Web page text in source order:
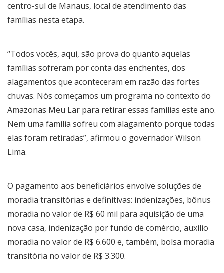
centro-sul de Manaus, local de atendimento das
famílias nesta etapa.
“Todos vocês, aqui, são prova do quanto aquelas
famílias sofreram por conta das enchentes, dos
alagamentos que aconteceram em razão das fortes
chuvas. Nós começamos um programa no contexto do
Amazonas Meu Lar para retirar essas famílias este ano.
Nem uma família sofreu com alagamento porque todas
elas foram retiradas”, afirmou o governador Wilson
Lima.
O pagamento aos beneficiários envolve soluções de
moradia transitórias e definitivas: indenizações, bônus
moradia no valor de R$ 60 mil para aquisição de uma
nova casa, indenização por fundo de comércio, auxílio
moradia no valor de R$ 6.600 e, também, bolsa moradia
transitória no valor de R$ 3.300.